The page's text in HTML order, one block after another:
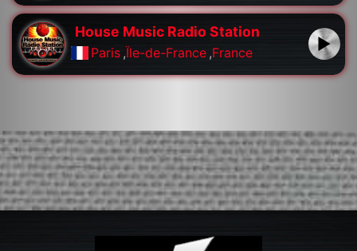
House Music Radio Station
Paris ,Île-de-France ,France